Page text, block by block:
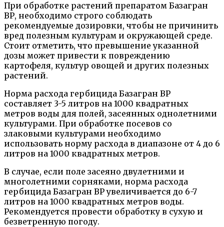
При обработке растений препаратом Базагран
ВР, необходимо строго соблюдать
рекомендуемые дозировки, чтобы не причинить
вред полезным культурам и окружающей среде.
Стоит отметить, что превышение указанной
дозы может привести к повреждению
картофеля, культур овощей и других полезных
растений.
Норма расхода гербицида Базагран ВР
составляет 3-5 литров на 1000 квадратных
метров воды для полей, засеянных однолетними
культурами. При обработке посевов со
злаковыми культурами необходимо
использовать норму расхода в диапазоне от 4 до 6
литров на 1000 квадратных метров.
В случае, если поле засеяно двулетними и
многолетними сорняками, норма расхода
гербицида Базагран ВР увеличивается до 6-7
литров на 1000 квадратных метров воды.
Рекомендуется провести обработку в сухую и
безветренную погоду.